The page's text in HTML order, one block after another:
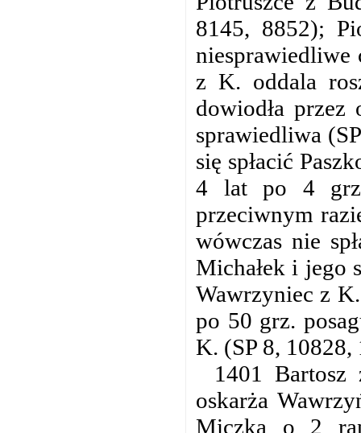
8145, 8852);
niesprawiedliwe
z K. oddala
dowiodła przez
sprawiedliwa
się spłacić
4 lat po 4
przeciwnym
wówczas nie
Michałek i jego
Wawrzyniec z
po 50 grz.
K. (SP 8, 10828,
1401
oskarża
Miczka o 2